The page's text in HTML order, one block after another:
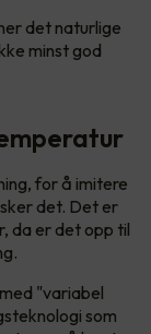
det naturlige
minst god
for å imitere
det. Det er
da er det opp til
"variabel
som